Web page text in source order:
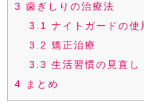
3 歯ぎしりの治療法
3.1 ナイトガードの使
3.2 矯正治療
3.3 生活習慣の見直し
4
まとめ